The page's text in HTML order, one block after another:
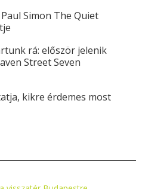
Simon The Quiet
rá: először jelenik
Street Seven
kikre érdemes most